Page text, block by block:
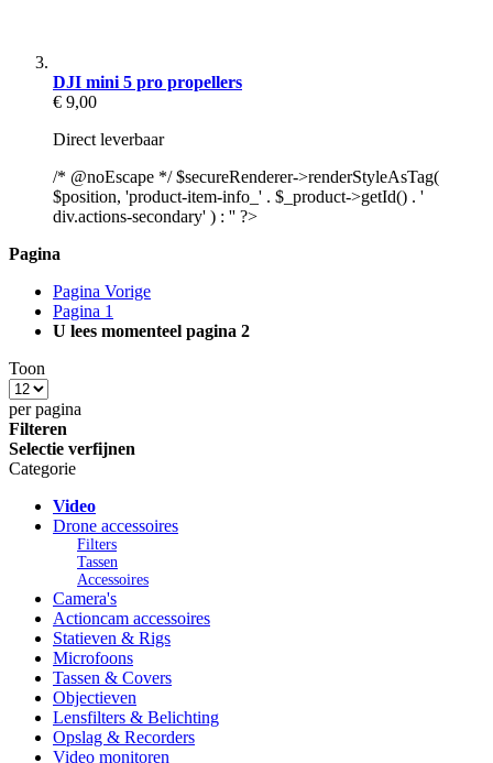
DJI mini 5 pro propellers
€ 9,00
Direct leverbaar
/* @noEscape */ $secureRenderer->renderStyleAsTag(
$position, 'product-item-info_' . $_product->getId() . '
div.actions-secondary' ) : '' ?>
Pagina
Pagina Vorige
Pagina 1
U lees momenteel pagina 2
Toon
per pagina
Filteren
Selectie verfijnen
Categorie
Video
Camera's
Drone accessoires
Filters
Tassen
Accessoires
Actioncam accessoires
Statieven & Rigs
Microfoons
Tassen & Covers
Objectieven
Lensfilters & Belichting
Opslag & Recorders
Video monitoren